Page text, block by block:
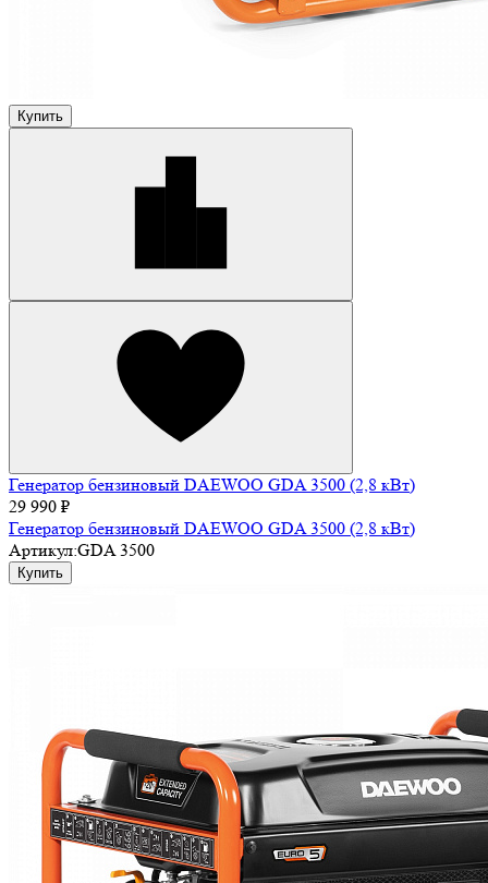
Купить
Генератор бензиновый DAEWOO GDA 3500 (2,8 кВт)
29 990 ₽
Генератор бензиновый DAEWOO GDA 3500 (2,8 кВт)
Артикул:GDA 3500
Купить